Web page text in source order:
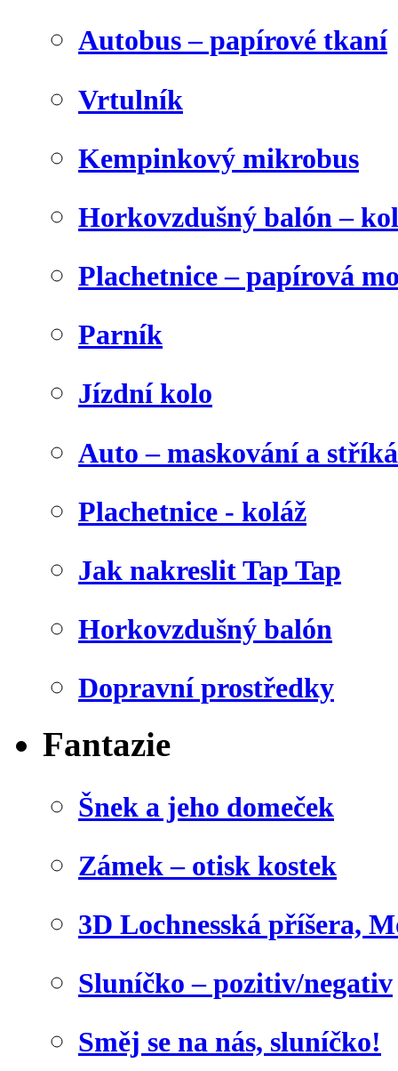
Autobus – papírové tkaní
Vrtulník
Kempinkový mikrobus
Horkovzdušný balón –
Plachetnice – papírová
Parník
Jízdní kolo
Auto – maskování a
Plachetnice - koláž
Jak nakreslit Tap Tap
Horkovzdušný balón
Dopravní prostředky
Fantazie
Šnek a jeho domeček
Zámek – otisk kostek
3D Lochnesská příšera,
Sluníčko – pozitiv/negativ
Směj se na nás, sluníčko!